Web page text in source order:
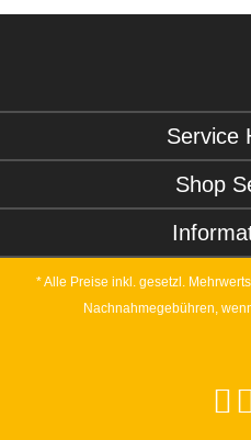
Service
Shop
* Alle Preise inkl. gesetzl.
Nachnahmegebühren,